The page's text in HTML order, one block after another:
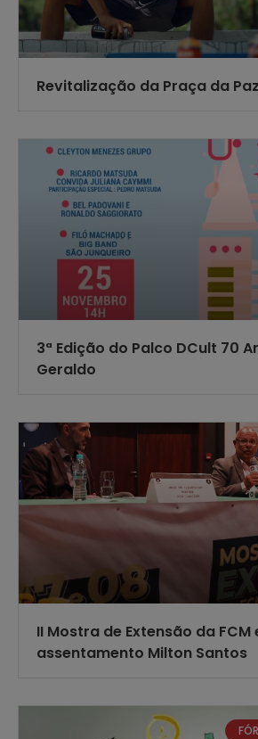
Revitalização da Praça da Paz
3ª Edição do Palco DCult 70
Geraldo
II Mostra de Extensão da
assentamento Milton Santos